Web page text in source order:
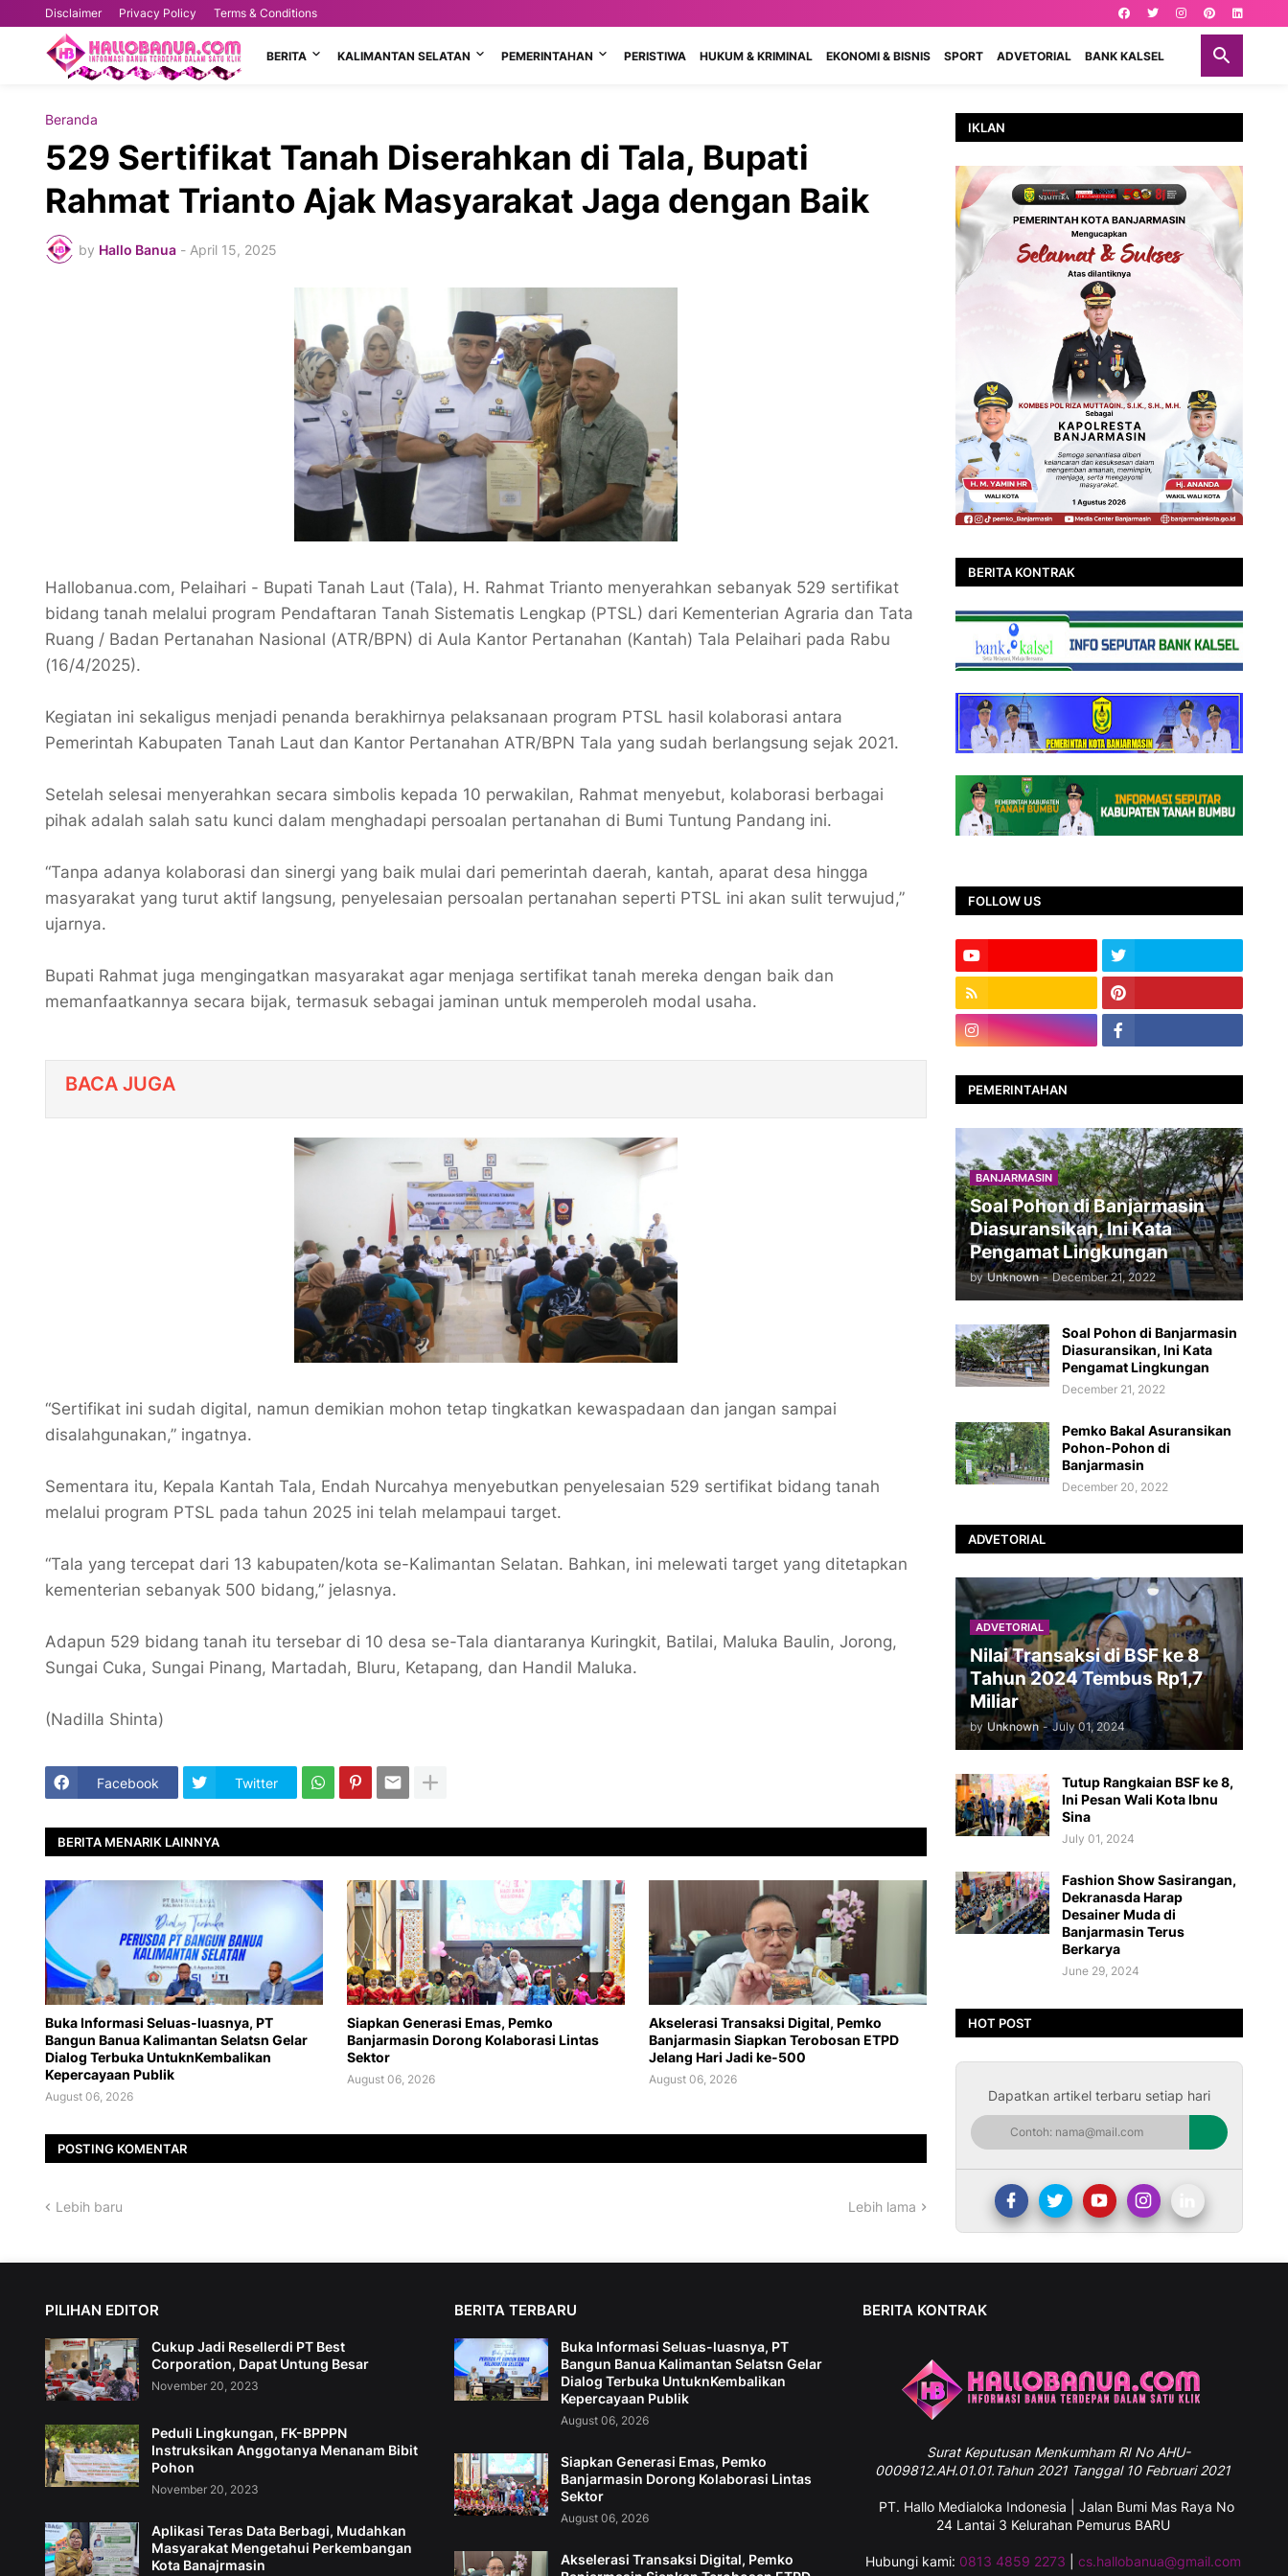
Disclaimer Privacy Policy Terms & Conditions
BERITA KALIMANTAN SELATAN PEMERINTAHAN PERISTIWA HUKUM & KRIMINAL EKONOMI & BISNIS SPORT ADVETORIAL BANK KALSEL
Beranda
529 Sertifikat Tanah Diserahkan di Tala, Bupati
Rahmat Trianto Ajak Masyarakat Jaga dengan Baik
by Hallo Banua - April 15, 2025
Hallobanua.com, Pelaihari - Bupati Tanah Laut (Tala), H. Rahmat Trianto menyerahkan sebanyak 529 sertifikat
bidang tanah melalui program Pendaftaran Tanah Sistematis Lengkap (PTSL) dari Kementerian Agraria dan Tata
Ruang / Badan Pertanahan Nasional (ATR/BPN) di Aula Kantor Pertanahan (Kantah) Tala Pelaihari pada Rabu
(16/4/2025).
Kegiatan ini sekaligus menjadi penanda berakhirnya pelaksanaan program PTSL hasil kolaborasi antara
Pemerintah Kabupaten Tanah Laut dan Kantor Pertanahan ATR/BPN Tala yang sudah berlangsung sejak 2021.
Setelah selesai menyerahkan secara simbolis kepada 10 perwakilan, Rahmat menyebut, kolaborasi berbagai
pihak adalah salah satu kunci dalam menghadapi persoalan pertanahan di Bumi Tuntung Pandang ini.
“Tanpa adanya kolaborasi dan sinergi yang baik mulai dari pemerintah daerah, kantah, aparat desa hingga
masyarakat yang turut aktif langsung, penyelesaian persoalan pertanahan seperti PTSL ini akan sulit terwujud,”
ujarnya.
Bupati Rahmat juga mengingatkan masyarakat agar menjaga sertifikat tanah mereka dengan baik dan
memanfaatkannya secara bijak, termasuk sebagai jaminan untuk memperoleh modal usaha.
BACA JUGA
“Sertifikat ini sudah digital, namun demikian mohon tetap tingkatkan kewaspadaan dan jangan sampai
disalahgunakan,” ingatnya.
Sementara itu, Kepala Kantah Tala, Endah Nurcahya menyebutkan penyelesaian 529 sertifikat bidang tanah
melalui program PTSL pada tahun 2025 ini telah melampaui target.
“Tala yang tercepat dari 13 kabupaten/kota se-Kalimantan Selatan. Bahkan, ini melewati target yang ditetapkan
kementerian sebanyak 500 bidang,” jelasnya.
Adapun 529 bidang tanah itu tersebar di 10 desa se-Tala diantaranya Kuringkit, Batilai, Maluka Baulin, Jorong,
Sungai Cuka, Sungai Pinang, Martadah, Bluru, Ketapang, dan Handil Maluka.
(Nadilla Shinta)
Facebook Twitter
BERITA MENARIK LAINNYA
Buka Informasi Seluas-luasnya, PT
Bangun Banua Kalimantan Selatsn Gelar
Dialog Terbuka UntuknKembalikan
Kepercayaan Publik
August 06, 2026
Siapkan Generasi Emas, Pemko
Banjarmasin Dorong Kolaborasi Lintas
Sektor
August 06, 2026
Akselerasi Transaksi Digital, Pemko
Banjarmasin Siapkan Terobosan ETPD
Jelang Hari Jadi ke-500
August 06, 2026
POSTING KOMENTAR
Lebih baru Lebih lama
IKLAN
BERITA KONTRAK
FOLLOW US
PEMERINTAHAN
BANJARMASIN
Soal Pohon di Banjarmasin
Diasuransikan, Ini Kata
Pengamat Lingkungan
by Unknown - December 21, 2022
Soal Pohon di Banjarmasin
Diasuransikan, Ini Kata
Pengamat Lingkungan
December 21, 2022
Pemko Bakal Asuransikan
Pohon-Pohon di
Banjarmasin
December 20, 2022
ADVETORIAL
ADVETORIAL
Nilai Transaksi di BSF ke 8
Tahun 2024 Tembus Rp1,7
Miliar
by Unknown - July 01, 2024
Tutup Rangkaian BSF ke 8,
Ini Pesan Wali Kota Ibnu
Sina
July 01, 2024
Fashion Show Sasirangan,
Dekranasda Harap
Desainer Muda di
Banjarmasin Terus
Berkarya
June 29, 2024
HOT POST
Dapatkan artikel terbaru setiap hari
PILIHAN EDITOR
Cukup Jadi Resellerdi PT Best
Corporation, Dapat Untung Besar
November 20, 2023
Peduli Lingkungan, FK-BPPPN
Instruksikan Anggotanya Menanam Bibit
Pohon
November 20, 2023
Aplikasi Teras Data Berbagi, Mudahkan
Masyarakat Mengetahui Perkembangan
Kota Banajrmasin
BERITA TERBARU
Buka Informasi Seluas-luasnya, PT
Bangun Banua Kalimantan Selatsn Gelar
Dialog Terbuka UntuknKembalikan
Kepercayaan Publik
August 06, 2026
Siapkan Generasi Emas, Pemko
Banjarmasin Dorong Kolaborasi Lintas
Sektor
August 06, 2026
Akselerasi Transaksi Digital, Pemko
BERITA KONTRAK
SuratKeputusan Menkumham RI No AHU-
0009812.AH.01.01.Tahun 2021 Tanggal 10 Februari 2021
PT. Hallo Medialoka Indonesia | Jalan Bumi Mas Raya No
24 Lantai 3 Kelurahan Pemurus BARU
Hubungi kami: 0813 4859 2273 cs.hallobanua@gmail.com